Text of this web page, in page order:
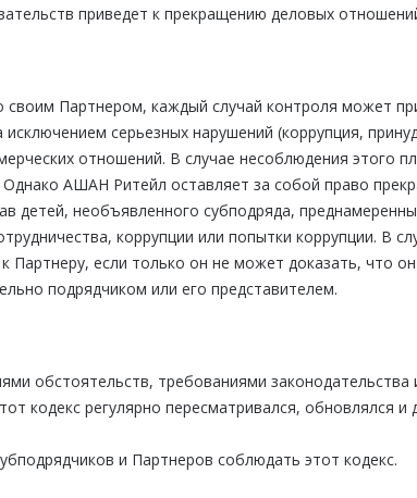
приведет к прекращению деловых
Партнером, каждый случай контроля может
серьезных нарушений (коррупция,
отношений. В случае несоблюдения этого
АШАН Ритейл оставляет за собой право
детей, необъявленного субподряда,
коррупции или попытки коррупции. В
Партнеру, если только он не может доказать, что
подрядчиком или его представителем.
обстоятельств, требованиями
регулярно пересматривался, обновлялся и
и Партнеров соблюдать этот кодекс.